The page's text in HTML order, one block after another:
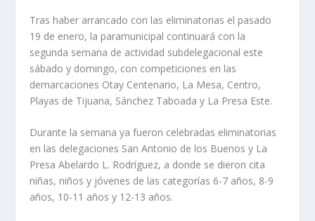
Tras haber arrancado con las eliminatorias el pasado
19 de enero, la paramunicipal continuará con la
segunda semana de actividad subdelegacional este
sábado y domingo, con competiciones en las
demarcaciones Otay Centenario, La Mesa, Centro,
Playas de Tijuana, Sánchez Taboada y La Presa Este.
Durante la semana ya fueron celebradas eliminatorias
en las delegaciones San Antonio de los Buenos y La
Presa Abelardo L. Rodríguez, a donde se dieron cita
niñas, niños y jóvenes de las categorías 6-7 años, 8-9
años, 10-11 años y 12-13 años.